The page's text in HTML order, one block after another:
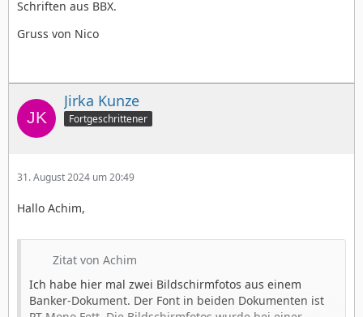
Schriften aus BBX.
Gruss von Nico
Jirka Kunze
Fortgeschrittener
31. August 2024 um 20:49
Hallo Achim,
Zitat von Achim
Ich habe hier mal zwei Bildschirmfotos aus einem
Banker-Dokument. Der Font in beiden Dokumenten ist